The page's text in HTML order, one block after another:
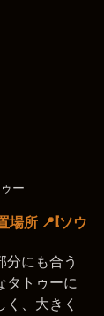
ー
場所 📍 [ソウ
分にも合う
タトゥーに
、大きく